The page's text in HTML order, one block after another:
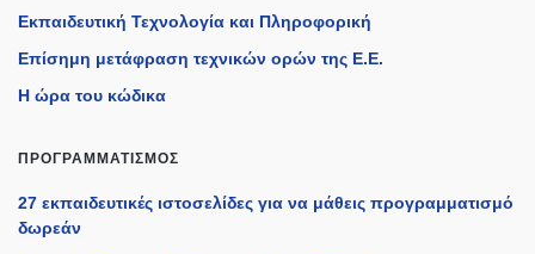
Εκπαιδευτική Τεχνολογία και Πληροφορική
Επίσημη μετάφραση τεχνικών ορών της Ε.Ε.
Η ώρα του κώδικα
ΠΡΟΓΡΑΜΜΑΤΙΣΜΌΣ
27 εκπαιδευτικές ιστοσελίδες για να μάθεις προγραμματισμό
δωρεάν